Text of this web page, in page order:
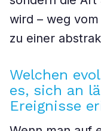
wird – weg
zu einer
Welchen
es, sich an
Ereignisse